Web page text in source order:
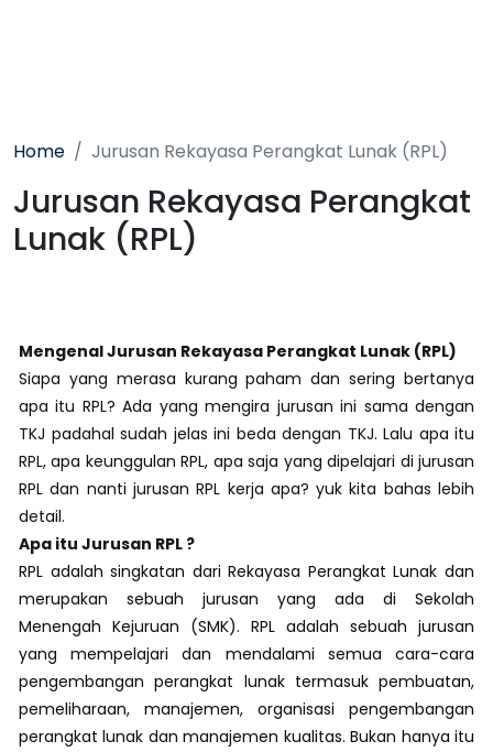
Home Jurusan Rekayasa Perangkat Lunak (RPL)
Jurusan Rekayasa Perangkat
Lunak (RPL)
Mengenal Jurusan Rekayasa Perangkat Lunak (RPL)
Siapa yang merasa kurang paham dan sering bertanya
apa itu RPL? Ada yang mengira jurusan ini sama dengan
TKJ padahal sudah jelas ini beda dengan TKJ. Lalu apa itu
RPL, apa keunggulan RPL, apa saja yang dipelajari di jurusan
RPL dan nanti jurusan RPL kerja apa? yuk kita bahas lebih
detail.
Apa itu Jurusan RPL ?
RPL adalah singkatan dari Rekayasa Perangkat Lunak dan
merupakan sebuah jurusan yang ada di Sekolah
Menengah Kejuruan (SMK). RPL adalah sebuah jurusan
yang mempelajari dan mendalami semua cara-cara
pengembangan perangkat lunak termasuk pembuatan,
pemeliharaan, manajemen, organisasi pengembangan
perangkat lunak dan manajemen kualitas. Bukan hanya itu